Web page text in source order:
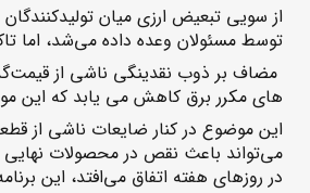
از سویی تبعیض ارزی میان
توسط مسئولان وعده داده می‌شد، اما
های مکرر برق کاهش می یابد که این
این موضوع در کنار ضایعات ناشی از
می‌تواند باعث نقص در محصولات نهایی
در روزهای هفته اتفاق می‌افتد، این